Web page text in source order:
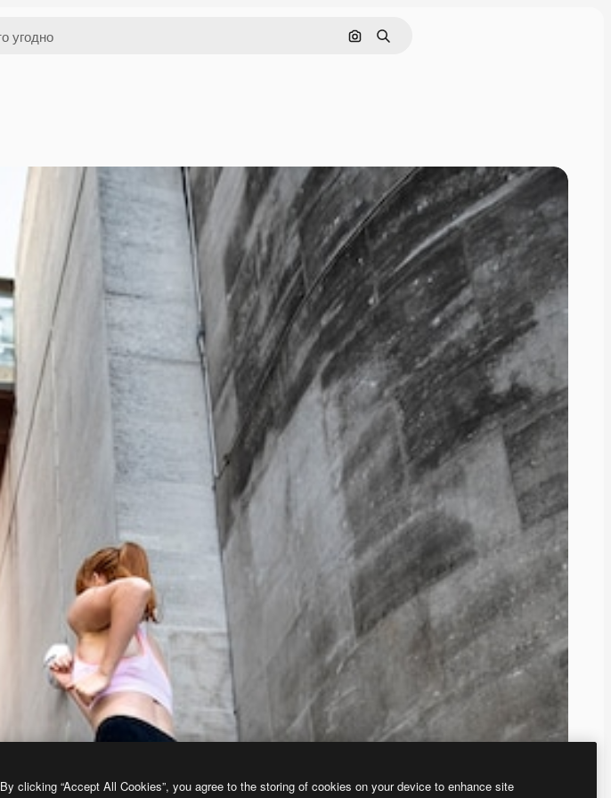
Поиск по изображению
Поиск
By clicking “Accept All Cookies”, you agree to the storing of cookies on your device to enhance site